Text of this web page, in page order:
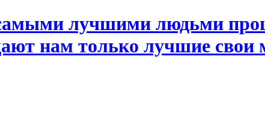
лучшими людьми
нам только лучшие